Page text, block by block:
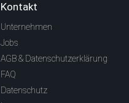
Kontakt
Unternehmen
Jobs
AGB & Datenschutzerklärung
FAQ
Datenschutz